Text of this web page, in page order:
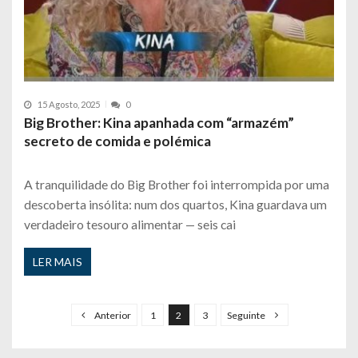
15 Agosto, 2025 0
Big Brother: Kina apanhada com “armazém”
secreto de comida e polémica
A tranquilidade do Big Brother foi interrompida por uma
descoberta insólita: num dos quartos, Kina guardava um
verdadeiro tesouro alimentar — seis cai
LER MAIS
Anterior 1 2 3 Seguinte